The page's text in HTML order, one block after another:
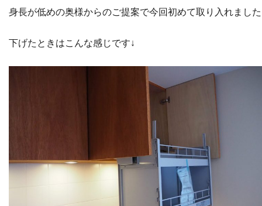
身長が低めの奥様からのご提案で今回初めて取り入れまし
下げたときはこんな感じです↓